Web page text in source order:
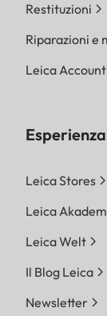
Restituzioni
Riparazioni e
Leica Account
Leica Stores
Leica
Leica Welt
Il Blog Leica
Newsletter